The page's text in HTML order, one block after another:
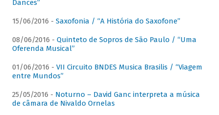
Dances”
15/06/2016 - Saxofonia / “A História do Saxofone”
08/06/2016 - Quinteto de Sopros de São Paulo / “Uma
Oferenda Musical”
01/06/2016 - VII Circuito BNDES Musica Brasilis / “Viagem
entre Mundos”
25/05/2016 - Noturno – David Ganc interpreta a música
de câmara de Nivaldo Ornelas